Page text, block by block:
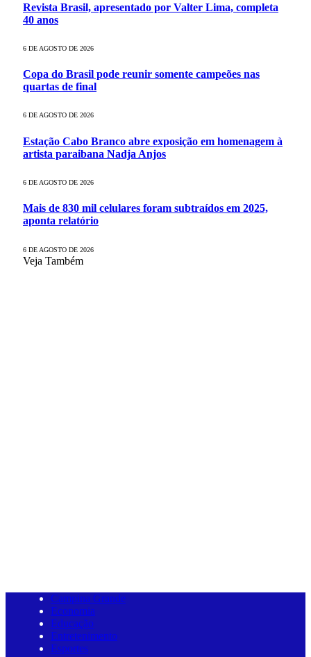
Revista Brasil, apresentado por Valter Lima, completa
40 anos
6 DE AGOSTO DE 2026
Copa do Brasil pode reunir somente campeões nas
quartas de final
6 DE AGOSTO DE 2026
Estação Cabo Branco abre exposição em homenagem à
artista paraibana Nadja Anjos
6 DE AGOSTO DE 2026
Mais de 830 mil celulares foram subtraídos em 2025,
aponta relatório
6 DE AGOSTO DE 2026
Veja Também
Campina Grande
Economia
Educação
Entretenimento
Esportes